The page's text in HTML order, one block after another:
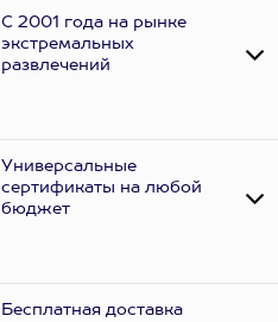
С 2001 года на рынке
экстремальных
развлечений
Универсальные
сертификаты на любой
бюджет
Бесплатная доставка